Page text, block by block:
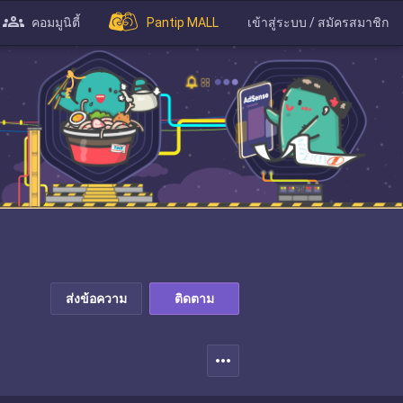
คอมมูนิตี้ Pantip MALL เข้าสู่ระบบ / สมัครสมาชิก
ส่งข้อความ ติดตาม
more_horiz